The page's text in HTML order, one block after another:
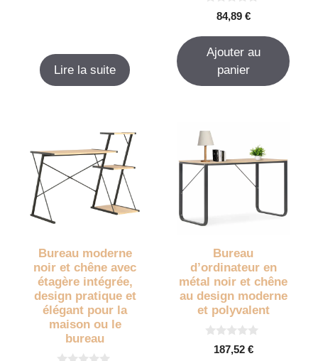
Lire la suite
5
84,89 €
Ajouter au
panier
Bureau moderne
noir et chêne avec
étagère intégrée,
design pratique et
élégant pour la
maison ou le
bureau
Bureau
d’ordinateur en
métal noir et chêne
au design moderne
et polyvalent
s187,52 €